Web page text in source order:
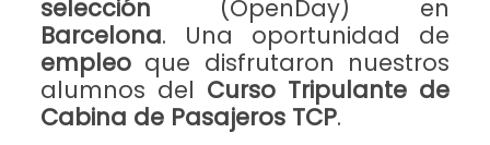
selección (OpenDay) en
Barcelona. Una oportunidad de
empleoque disfrutaron nuestros
alumnos del Curso Tripulante de
Cabina de Pasajeros TCP.